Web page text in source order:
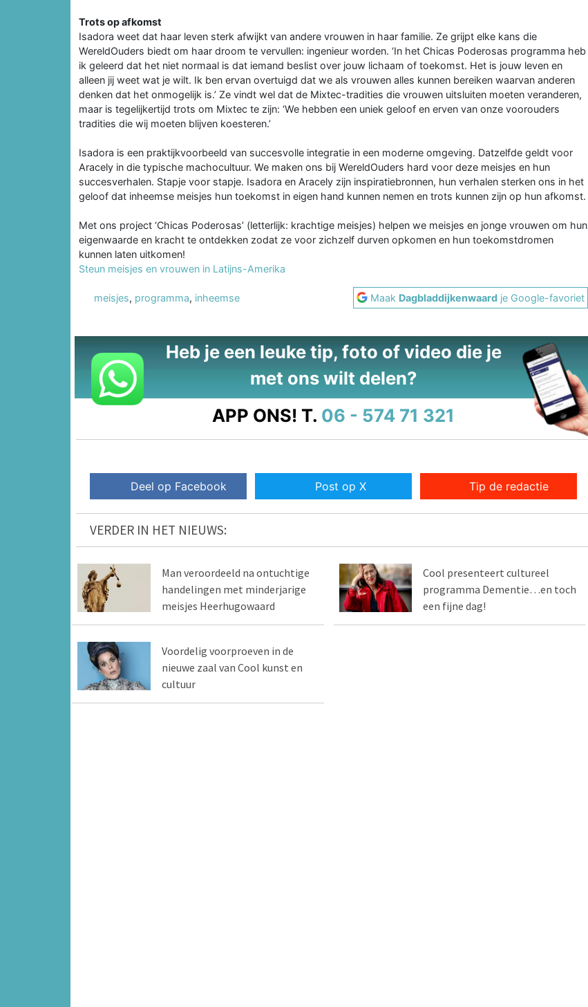
Trots op afkomst
Isadora weet dat haar leven sterk afwijkt van andere vrouwen in haar familie. Ze grijpt elke kans die
WereldOuders biedt om haar droom te vervullen: ingenieur worden. ‘In het Chicas Poderosas programma heb
ik geleerd dat het niet normaal is dat iemand beslist over jouw lichaam of toekomst. Het is jouw leven en
alleen jij weet wat je wilt. Ik ben ervan overtuigd dat we als vrouwen alles kunnen bereiken waarvan anderen
denken dat het onmogelijk is.’ Ze vindt wel dat de Mixtec-tradities die vrouwen uitsluiten moeten veranderen,
maar is tegelijkertijd trots om Mixtec te zijn: ‘We hebben een uniek geloof en erven van onze voorouders
tradities die wij moeten blijven koesteren.’
Isadora is een praktijkvoorbeeld van succesvolle integratie in een moderne omgeving. Datzelfde geldt voor
Aracely in die typische machocultuur. We maken ons bij WereldOuders hard voor deze meisjes en hun
succesverhalen. Stapje voor stapje. Isadora en Aracely zijn inspiratiebronnen, hun verhalen sterken ons in het
geloof dat inheemse meisjes hun toekomst in eigen hand kunnen nemen en trots kunnen zijn op hun afkomst.
Met ons project ‘Chicas Poderosas’ (letterlijk: krachtige meisjes) helpen we meisjes en jonge vrouwen om hun
eigenwaarde en kracht te ontdekken zodat ze voor zichzelf durven opkomen en hun toekomstdromen
kunnen laten uitkomen!
Steun meisjes en vrouwen in Latijns-Amerika
meisjes, programma, inheemse Maak Dagbladdijkenwaard je Google-favoriet
Heb je een leuke tip, foto of video die je
met ons wilt delen?
APP ONS! T. 06 - 574 71 321
Deel op Facebook Post op X Tip de redactie
VERDER IN HET NIEUWS:
Man veroordeeld na ontuchtige
handelingen met minderjarige
meisjes Heerhugowaard
Cool presenteert cultureel
programma Dementie…en toch
een fijne dag!
Voordelig voorproeven in de
nieuwe zaal van Cool kunst en
cultuur